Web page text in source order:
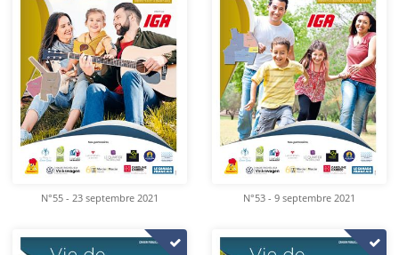
N°55 - 23 septembre 2021 N°53 - 9 septembre 2021